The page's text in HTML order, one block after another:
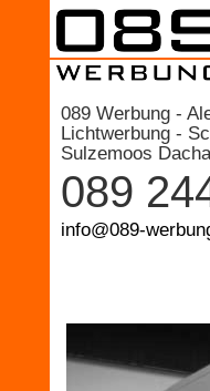
089 Werbung -
Lichtwerbung -
Sulzemoos
089
info@089-